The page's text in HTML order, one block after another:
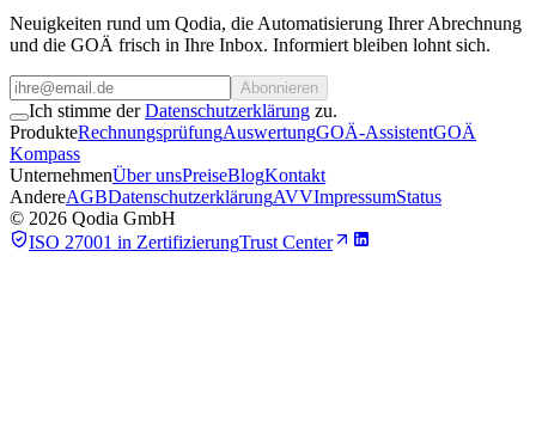
Neuigkeiten rund um Qodia, die Automatisierung Ihrer Abrechnung
und die GOÄ frisch in Ihre Inbox. Informiert bleiben lohnt sich.
Abonnieren
Ich stimme der Datenschutzerklärung zu.
ProdukteRechnungsprüfungAuswertungGOÄ-AssistentGOÄ
Kompass
UnternehmenÜber unsPreiseBlogKontakt
AndereAGBDatenschutzerklärungAVVImpressumStatus
© 2026 Qodia GmbH
ISO 27001 in ZertifizierungTrust Center